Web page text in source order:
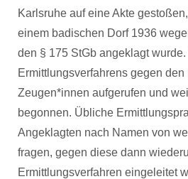
Karlsruhe auf eine Akte
einem badischen Dorf 1936
den § 175 StGb angeklagt wurde.
Ermittlungsverfahrens gegen
Zeugen*innen aufgerufen und
begonnen. Übliche
Angeklagten nach Namen von
fragen, gegen diese dann
Ermittlungsverfahren eingeleitet